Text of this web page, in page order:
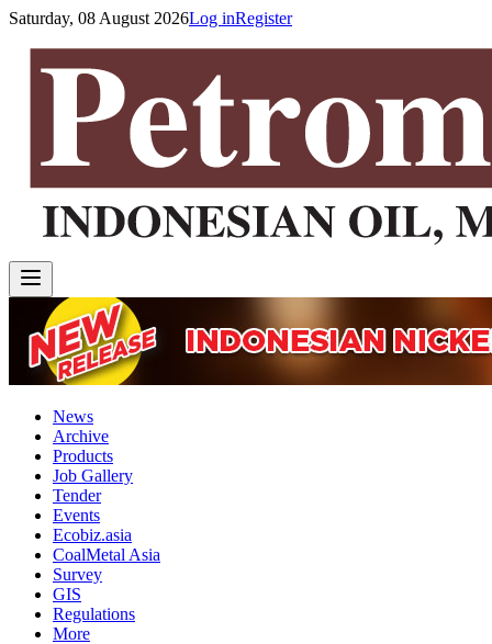
Saturday, 08 August 2026Log inRegister
News
Archive
Products
Job Gallery
Tender
Events
Ecobiz.asia
CoalMetal Asia
Survey
GIS
Regulations
More